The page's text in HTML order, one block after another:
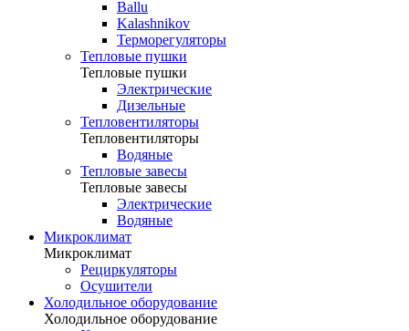
Ballu
Kalashnikov
Терморегуляторы
Тепловые пушки
Тепловые пушки
Электрические
Дизельные
Тепловентиляторы
Тепловентиляторы
Водяные
Тепловые завесы
Тепловые завесы
Электрические
Водяные
Микроклимат
Микроклимат
Рециркуляторы
Осушители
Холодильное оборудование
Холодильное оборудование